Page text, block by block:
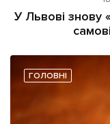
Картки
Репортаж
Розслідування
У Львові знову
ГОЛОВНІ